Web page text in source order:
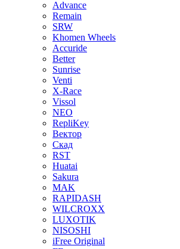
Advance
Remain
SRW
Khomen Wheels
Accuride
Better
Sunrise
Venti
X-Race
Vissol
NEO
RepliKey
Вектор
Скад
RST
Huatai
Sakura
MAK
RAPIDASH
WILCROXX
LUXOTIK
NISOSHI
iFree Original